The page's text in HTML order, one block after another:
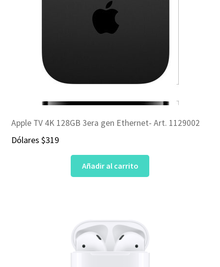
Apple TV 4K 128GB 3era gen Ethernet- Art. 1129002
Dólares $319
Añadir al carrito